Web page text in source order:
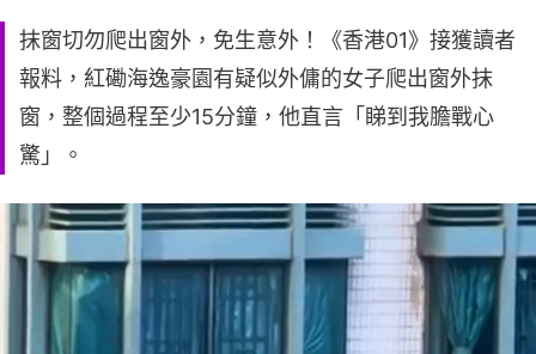
抹窗切勿爬出窗外，免生意外！《香港01》接獲讀者
報料，紅磡海逸豪園有疑似外傭的女子爬出窗外抹
窗，整個過程至少15分鐘，他直言「睇到我膽戰心
驚」。